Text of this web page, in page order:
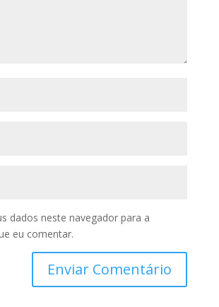
dados neste navegador para a
eu comentar.